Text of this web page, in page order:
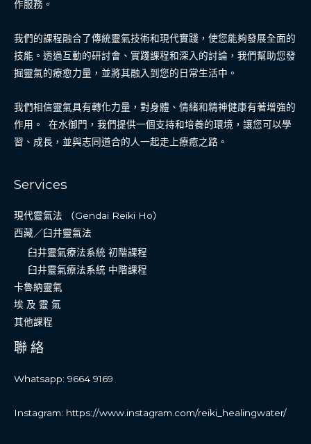
作服務。
我們的課程融合了傳統靈氣技術和現代實踐，使您能夠發展全面的
技能。透過互動的研討會、實踐課程和深入的討論，我們幫助您發
掘靈氣的療愈力量，並將其融入到您的日常生活中。
我們相信靈氣具有轉化力量，對身體、情緒和精神健康有著增強的
作用。 在水御門，我們提供一個支持和培養的環境，讓您可以學
習、成長，並與志同道合的人一起走上療癒之路。
Services
現代靈氣法 （Gendai Reiki Ho）
西藏／臼井靈氣法
臼井靈氣療法系統 初階課程
臼井靈氣療法系統 中階課程
卡魯納靈氣
埃 及 靈 氣
其他課程
聯 絡
Whatsapp: 9664 9169
Instagram: https://www.instagram.com/reiki_healingwater/